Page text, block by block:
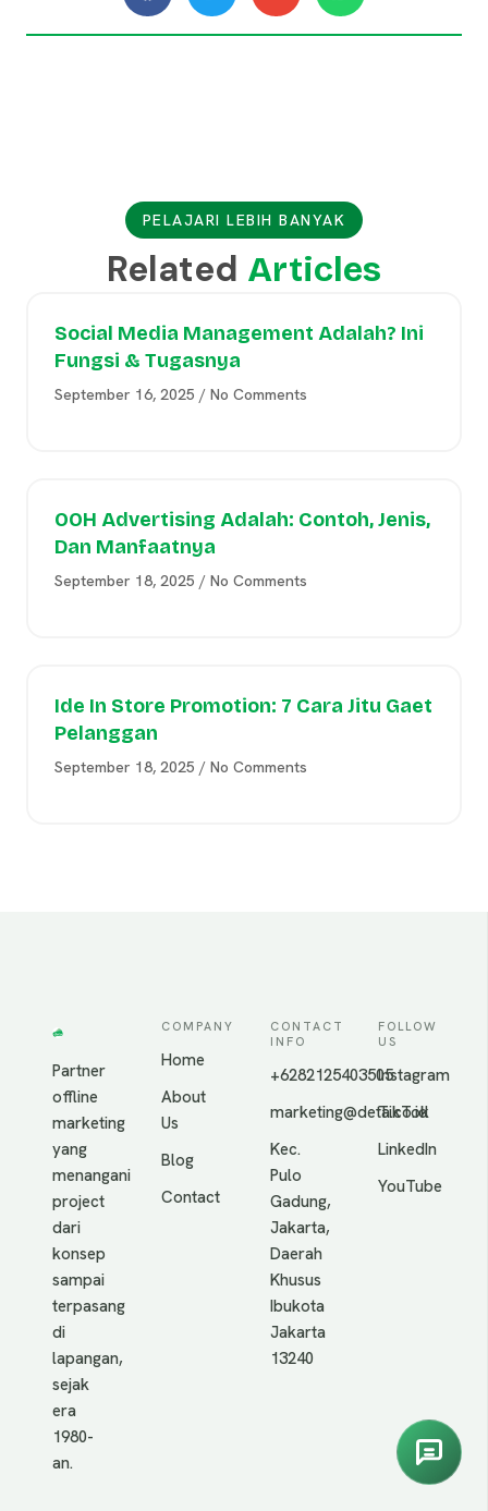
PELAJARI LEBIH BANYAK
Related Articles
Social Media Management Adalah? Ini
Fungsi & Tugasnya
September 16, 2025 No Comments
OOH Advertising Adalah: Contoh, Jenis,
Dan Manfaatnya
September 18, 2025 No Comments
Ide In Store Promotion: 7 Cara Jitu Gaet
Pelanggan
September 18, 2025 No Comments
Partner
offline
marketing
yang
menangani
project
dari
konsep
sampai
terpasang
di
lapangan,
sejak
era
1980-
an.
COMPANY
Home
About
Us
Blog
Contact
CONTACT
INFO
+6282125403505
marketing@deta.co.id
Kec.
Pulo
Gadung,
Jakarta,
Daerah
Khusus
Ibukota
Jakarta
13240
FOLLOW
US
Instagram
TikTok
LinkedIn
YouTube